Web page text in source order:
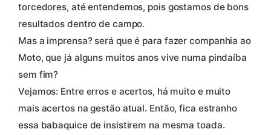
torcedores, até entendemos, pois gostamos de bons
resultados dentro de campo.
Mas a imprensa? será que é para fazer companhia ao
Moto, que já alguns muitos anos vive numa pindaíba
sem fim?
Vejamos: Entre erros e acertos, há muito e muito
mais acertos na gestão atual. Então, fica estranho
essa babaquice de insistirem na mesma toada.